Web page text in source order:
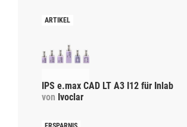
IPS e.max CAD LT A3 I12 für Inlab
von Ivoclar